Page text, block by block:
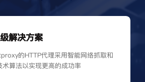
解决方案
的HTTP代理采用智能网络抓取和
术算法以实现更高的成功率